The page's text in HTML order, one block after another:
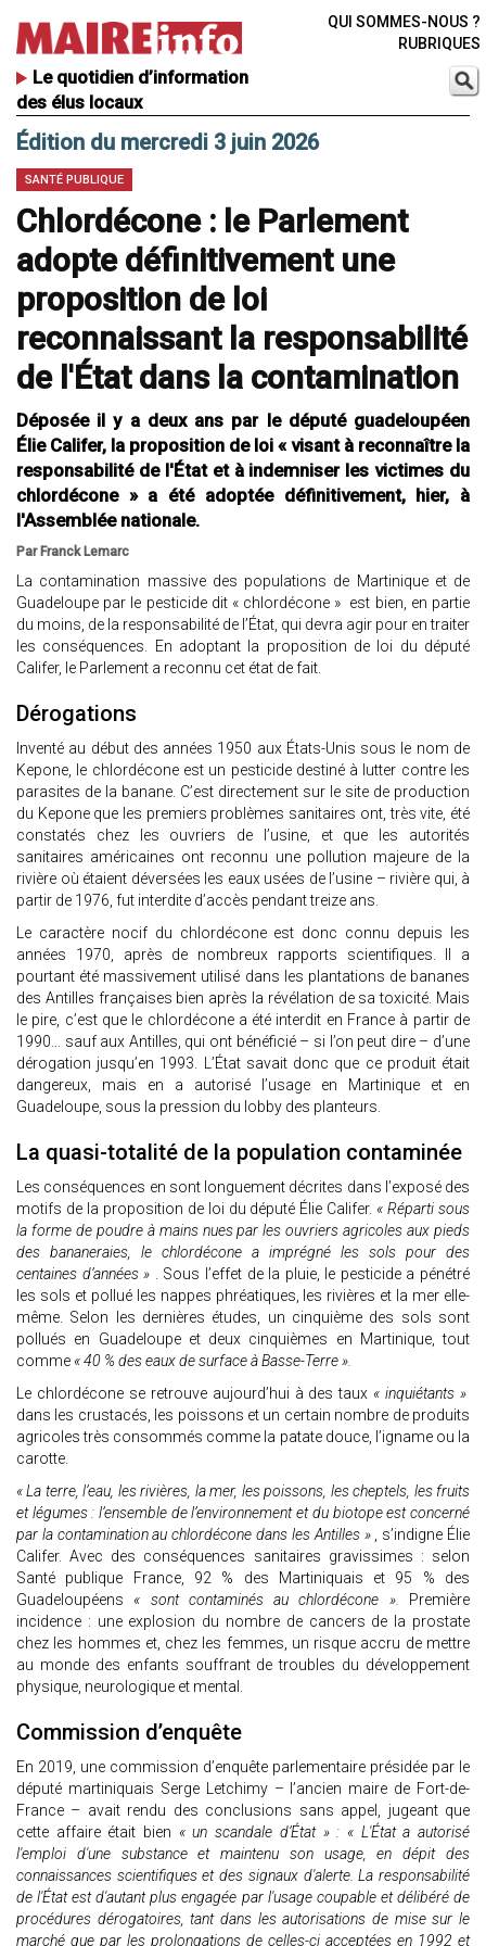
Le quotidien d’information
des élus locaux
QUI SOMMES-NOUS ?
RUBRIQUES
Édition du mercredi 3 juin 2026
SANTÉ PUBLIQUE
Chlordécone : le Parlement
adopte définitivement une
proposition de loi
reconnaissant la responsabilité
de l'État dans la contamination
Déposée il y a deux ans par le député guadeloupéen
Élie Califer, la proposition de loi « visant à reconnaître la
responsabilité de l'État et à indemniser les victimes du
chlordécone » a été adoptée définitivement, hier, à
l'Assemblée nationale.
Par Franck Lemarc
La contamination massive des populations de Martinique et de
Guadeloupe par le pesticide dit « chlordécone » est bien, en partie
du moins, de la responsabilité de l’État, qui devra agir pour en traiter
les conséquences. En adoptant la proposition de loi du député
Califer, le Parlement a reconnu cet état de fait.
Dérogations
Inventé au début des années 1950 aux États-Unis sous le nom de
Kepone, le chlordécone est un pesticide destiné à lutter contre les
parasites de la banane. C’est directement sur le site de production
du Kepone que les premiers problèmes sanitaires ont, très vite, été
constatés chez les ouvriers de l’usine, et que les autorités
sanitaires américaines ont reconnu une pollution majeure de la
rivière où étaient déversées les eaux usées de l’usine – rivière qui, à
partir de 1976, fut interdite d’accès pendant treize ans.
Le caractère nocif du chlordécone est donc connu depuis les
années 1970, après de nombreux rapports scientifiques. Il a
pourtant été massivement utilisé dans les plantations de bananes
des Antilles françaises bien après la révélation de sa toxicité. Mais
le pire, c’est que le chlordécone a été interdit en France à partir de
1990… sauf aux Antilles, qui ont bénéficié – si l’on peut dire – d’une
dérogation jusqu’en 1993. L’État savait donc que ce produit était
dangereux, mais en a autorisé l’usage en Martinique et en
Guadeloupe, sous la pression du lobby des planteurs.
La quasi-totalité de la population contaminée
Les conséquences en sont longuement décrites dans l’exposé des
motifs de la proposition de loi du député Élie Califer. « Réparti sous
la forme de poudre à mains nues par les ouvriers agricoles aux pieds
des bananeraies, le chlordécone a imprégné les sols pour des
centaines d’années » . Sous l’effet de la pluie, le pesticide a pénétré
les sols et pollué les nappes phréatiques, les rivières et la mer elle-
même. Selon les dernières études, un cinquième des sols sont
pollués en Guadeloupe et deux cinquièmes en Martinique, tout
comme « 40 % des eaux de surface à Basse-Terre ».
Le chlordécone se retrouve aujourd’hui à des taux « inquiétants »
dans les crustacés, les poissons et un certain nombre de produits
agricoles très consommés comme la patate douce, l’igname ou la
carotte.
« La terre, l’eau, les rivières, la mer, les poissons, les cheptels, les fruits
et légumes : l’ensemble de l’environnement et du biotope est concerné
par la contamination au chlordécone dans les Antilles » , s’indigne Élie
Califer. Avec des conséquences sanitaires gravissimes : selon
Santé publique France, 92 % des Martiniquais et 95 % des
Guadeloupéens « sont contaminés au chlordécone ». Première
incidence : une explosion du nombre de cancers de la prostate
chez les hommes et, chez les femmes, un risque accru de mettre
au monde des enfants souffrant de troubles du développement
physique, neurologique et mental.
Commission d’enquête
En 2019, une commission d’enquête parlementaire présidée par le
député martiniquais Serge Letchimy – l’ancien maire de Fort-de-
France – avait rendu des conclusions sans appel, jugeant que
cette affaire était bien « un scandale d’État » : « L'État a autorisé
l'emploi d'une substance et maintenu son usage, en dépit des
connaissances scientifiques et des signaux d'alerte. La responsabilité
de l'État est d'autant plus engagée par l'usage coupable et délibéré de
procédures dérogatoires, tant dans les autorisations de mise sur le
marché que par les prolongations de celles-ci acceptées en 1992 et